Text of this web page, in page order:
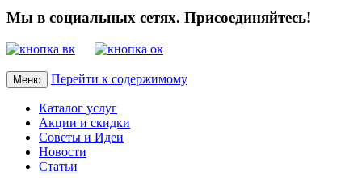
Мы в социальных сетях. Присоединяйтесь!
Меню Перейти к содержимому
Каталог услуг
Акции и скидки
Советы и Идеи
Новости
Статьи